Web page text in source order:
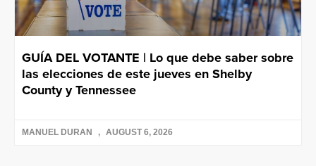
GUÍA DEL VOTANTE | Lo que debe saber sobre
las elecciones de este jueves en Shelby
County y Tennessee
MANUEL DURAN AUGUST 6, 2026